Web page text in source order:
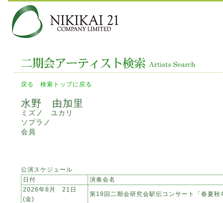
戻る 検索トップに戻る
水野 由加里
ミズノ ユカリ
ソプラノ
会員
公演スケジュール
日付
演奏会名
2026年8月 21日
(金)
第19回二期会研究会駅伝コンサート「春夏秋